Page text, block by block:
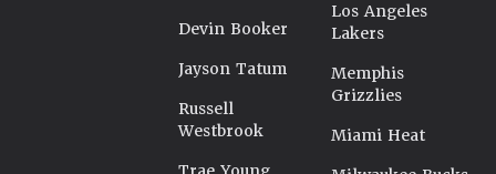
Devin Booker
Jayson Tatum
Russell
Westbrook
Los Angeles
Lakers
Memphis
Grizzlies
Miami Heat